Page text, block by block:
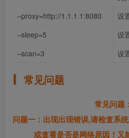
–proxy=http://1.1.1.1:8080
设
–sleep=5
设
–scan=3
设
常见问题
常见问题：
问题一：出现出现错误,请检査系
或査看是否是网络原因！又